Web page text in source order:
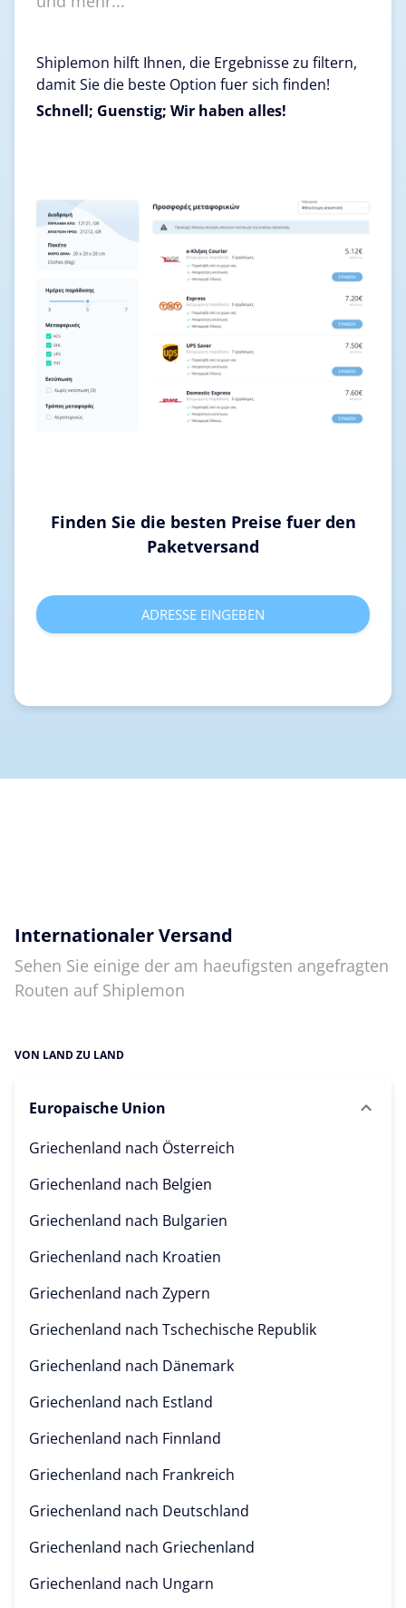
Shiplemon hilft Ihnen, die Ergebnisse zu filtern,
damit Sie die beste Option fuer sich finden!
Schnell; Guenstig; Wir haben alles!
Finden Sie die besten Preise fuer den
Paketversand
ADRESSE EINGEBEN
Internationaler Versand
Sehen Sie einige der am haeufigsten angefragten
Routen auf Shiplemon
VON LAND ZU LAND
Europaische Union
Griechenland nach Österreich
Griechenland nach Belgien
Griechenland nach Bulgarien
Griechenland nach Kroatien
Griechenland nach Zypern
Griechenland nach Tschechische Republik
Griechenland nach Dänemark
Griechenland nach Estland
Griechenland nach Finnland
Griechenland nach Frankreich
Griechenland nach Deutschland
Griechenland nach Griechenland
Griechenland nach Ungarn